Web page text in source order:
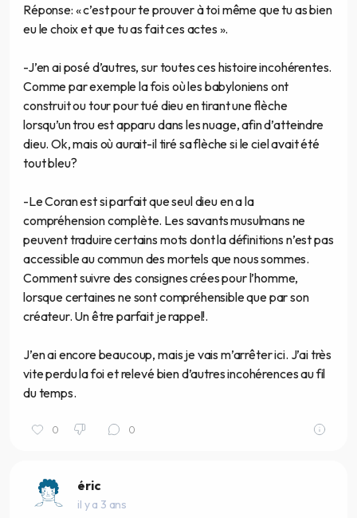
Réponse: « c’est pour te prouver à toi même que tu as bien
eu le choix et que tu as fait ces actes ».
-J’en ai posé d’autres, sur toutes ces histoire incohérentes.
Comme par exemple la fois où les babyloniens ont
construit ou tour pour tué dieu en tirant une flèche
lorsqu’un trou est apparu dans les nuage, afin d’atteindre
dieu. Ok, mais où aurait-il tiré sa flèche si le ciel avait été
tout bleu?
-Le Coran est si parfait que seul dieu en a la
compréhension complète. Les savants musulmans ne
peuvent traduire certains mots dont la définitions n’est pas
accessible au commun des mortels que nous sommes.
Comment suivre des consignes crées pour l’homme,
lorsque certaines ne sont compréhensible que par son
créateur. Un être parfait je rappel!.
J’en ai encore beaucoup, mais je vais m’arrêter ici. J’ai très
vite perdu la foi et relevé bien d’autres incohérences au fil
du temps.
0 0
éric
il y a 3 ans